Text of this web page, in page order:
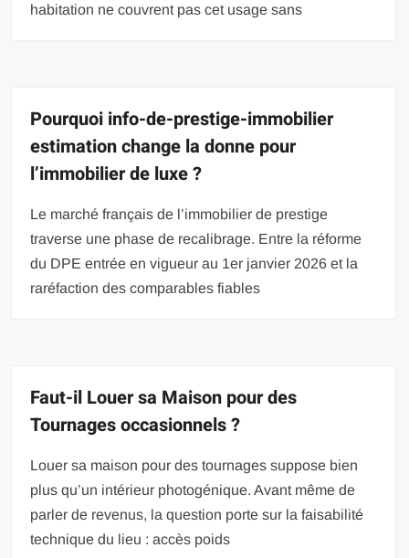
habitation ne couvrent pas cet usage sans
Pourquoi info-de-prestige-immobilier
estimation change la donne pour
l’immobilier de luxe ?
Le marché français de l’immobilier de prestige
traverse une phase de recalibrage. Entre la réforme
du DPE entrée en vigueur au 1er janvier 2026 et la
raréfaction des comparables fiables
Faut-il Louer sa Maison pour des
Tournages occasionnels ?
Louer sa maison pour des tournages suppose bien
plus qu’un intérieur photogénique. Avant même de
parler de revenus, la question porte sur la faisabilité
technique du lieu : accès poids